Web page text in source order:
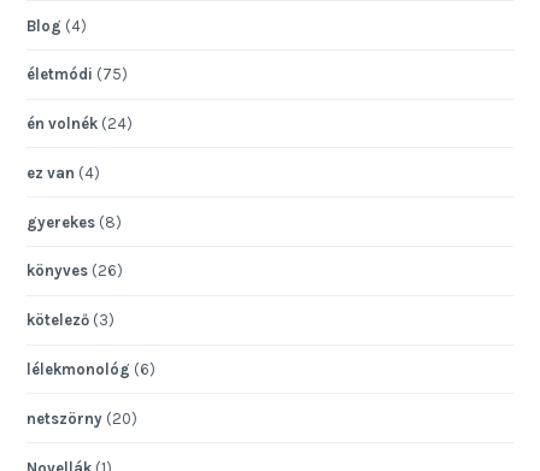
Blog (4)
életmódi (75)
én volnék (24)
ez van (4)
gyerekes (8)
könyves (26)
kötelező (3)
lélekmonológ (6)
netszörny (20)